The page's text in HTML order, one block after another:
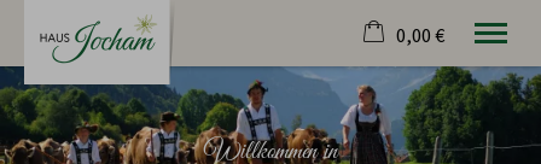
20. bis 27. August
2 Erwachsene
0,00 €
×
Warenkorb ist leer
Willkommen in